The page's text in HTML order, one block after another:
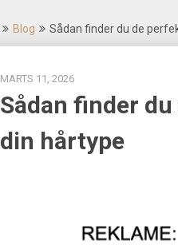
Blog Sådan finder du de
MARTS 11, 2026
Sådan finder
din hårtype